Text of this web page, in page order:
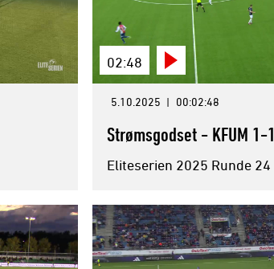
02:48
5.10.2025 | 00:02:48
Strømsgodset - KFUM 1-1
Eliteserien 2025 Runde 24